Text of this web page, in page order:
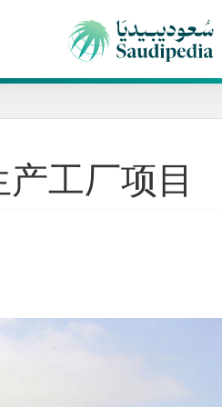
工厂项目